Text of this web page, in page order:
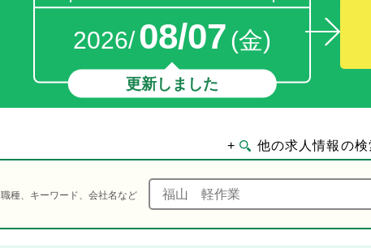
2026/08/07 (金)
更新しました
+ 他の求人情報の検
職種、キーワード、会社名など